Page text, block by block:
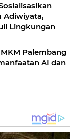
Adiwiyata,
Lingkungan
Palembang
AI dan